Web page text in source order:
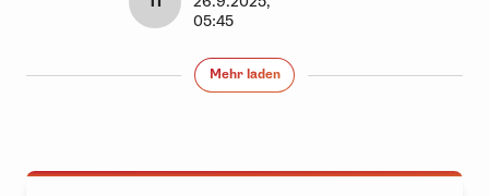
05:45
Mehr laden